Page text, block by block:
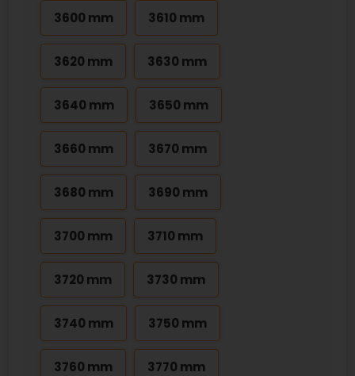
3600 mm 3610 mm
3620 mm 3630 mm
3640 mm 3650 mm
3660 mm 3670 mm
3680 mm 3690 mm
3700 mm 3710 mm
3720 mm 3730 mm
3740 mm 3750 mm
3760 mm 3770 mm